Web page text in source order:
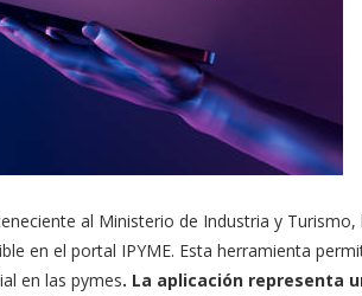
al Ministerio de Industria y Turismo,
en el portal IPYME. Esta herramienta
en las pymes. La aplicación representa